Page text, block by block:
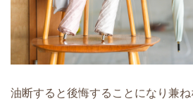
油断すると後悔することになり兼